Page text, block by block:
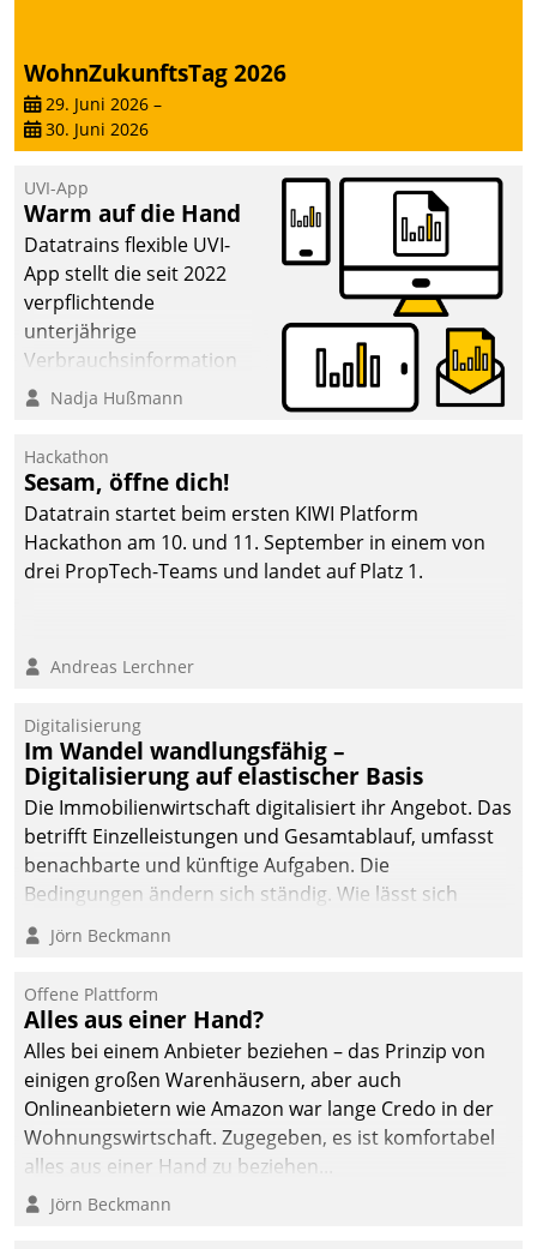
automatisiert ausgelöste,
zielgerichtete
Mieterbefragungen – eine
starke Grundlage für
datengestützte
Entscheidungen.
WohnZukunftsTag 2026
29. Juni 2026 –
30. Juni 2026
UVI-App
Warm auf die Hand
Datatrains flexible UVI-
App stellt die seit 2022
verpflichtende
unterjährige
Verbrauchsinformation
schnell, zuverlässig und
Die monatlichen
Mitteilungen zum
Heizungs- und
Wasserverbrauch gehen
automatisiert, vollständig
und auf Wunsch über
Kommunikationswege bei
Nadja Hußmann
Hackathon
Sesam, öffne dich!
Datatrain startet beim ersten KIWI Platform
Hackathon am 10. und 11. September in einem von
drei PropTech-Teams und landet auf Platz 1.
Andreas Lerchner
Digitalisierung
Im Wandel wandlungsfähig –
Digitalisierung auf elastischer Basis
Die Immobilienwirtschaft digitalisiert ihr Angebot. Das
betrifft Einzelleistungen und Gesamtablauf, umfasst
benachbarte und künftige Aufgaben. Die
Bedingungen ändern sich ständig. Wie lässt sich
technisch die Kontrolle wahren und zugleich Freiraum
fürs Wachsen öffnen?
Jörn Beckmann
Offene Plattform
Alles aus einer Hand?
Alles bei einem Anbieter beziehen – das Prinzip von
einigen großen Warenhäusern, aber auch
Onlineanbietern wie Amazon war lange Credo in der
Wohnungswirtschaft. Zugegeben, es ist komfortabel
alles aus einer Hand zu beziehen...
Jörn Beckmann